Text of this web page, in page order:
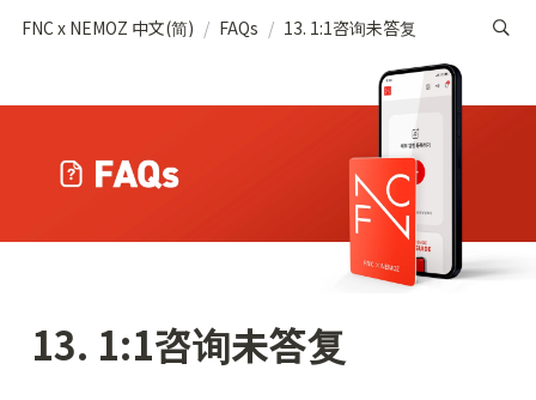
FNC x NEMOZ 中文(简) / FAQs / 13. 1:1咨询未答复
13. 1:1咨询未答复